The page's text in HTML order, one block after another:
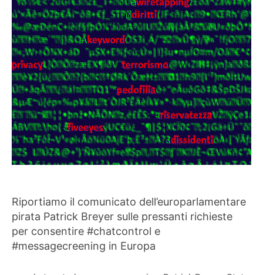
Riportiamo il comunicato dell’europarlamentare
pirata Patrick Breyer sulle pressanti richieste
per consentire #chatcontrol e
#messagecreening in Europa